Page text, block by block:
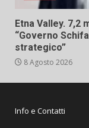
Etna Valley.
“Governo
strategico”
8 Agosto 2026
Info e Contatti